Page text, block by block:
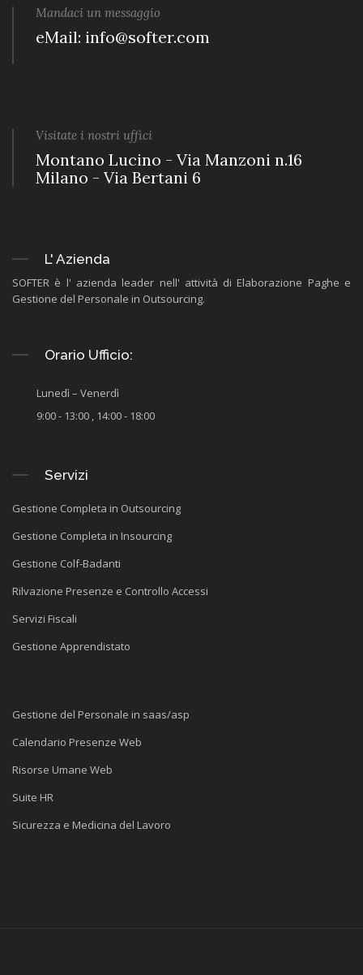
Mandaci un messaggio
eMail: info@softer.com
Visitate i nostri uffici
Montano Lucino - Via Manzoni n.16
Milano - Via Bertani 6
L' Azienda
SOFTER è l' azienda leader nell' attività di Elaborazione Paghe e
Gestione del Personale in Outsourcing.
Orario Ufficio:
Lunedì – Venerdì
9:00 - 13:00 , 14:00 - 18:00
Servizi
Gestione Completa in Outsourcing
Gestione Completa in Insourcing
Gestione Colf-Badanti
Rilvazione Presenze e Controllo Accessi
Servizi Fiscali
Gestione Apprendistato
Gestione del Personale in saas/asp
Calendario Presenze Web
Risorse Umane Web
Suite HR
Sicurezza e Medicina del Lavoro